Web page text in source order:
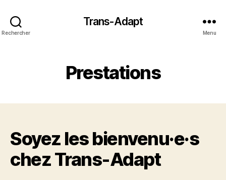
Rechercher
Trans-Adapt
Menu
Prestations
Soyez les bienvenu·e·s
chez Trans‑Adapt